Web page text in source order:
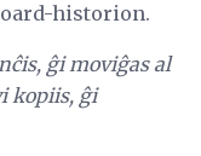
historion.
ĝi moviĝas al
kopiis, ĝi